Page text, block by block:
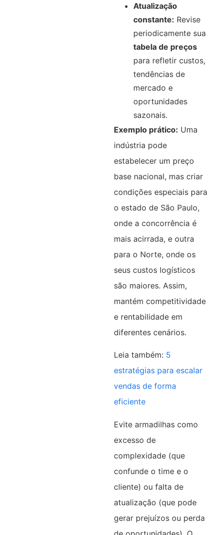
Atualização
constante: Revise
periodicamente sua
tabela de preços
para refletir custos,
tendências de
mercado e
oportunidades
sazonais.
Exemplo prático: Uma
indústria pode
estabelecer um preço
base nacional, mas criar
condições especiais para
o estado de São Paulo,
onde a concorrência é
mais acirrada, e outra
para o Norte, onde os
seus custos logísticos
são maiores. Assim,
mantém competitividade
e rentabilidade em
diferentes cenários.
Leia também: 5
estratégias para escalar
vendas de forma
eficiente
Evite armadilhas como
excesso de
complexidade (que
confunde o time e o
cliente) ou falta de
atualização (que pode
gerar prejuízos ou perda